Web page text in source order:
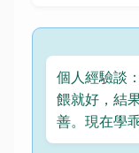
個人經驗談
餵就好，結
善。現在學